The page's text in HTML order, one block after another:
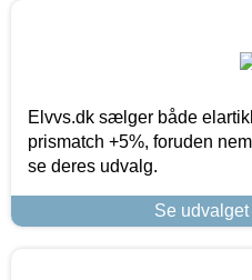
Elvvs.dk sælger både
prismatch +5%, foruden
se deres udvalg.
Se